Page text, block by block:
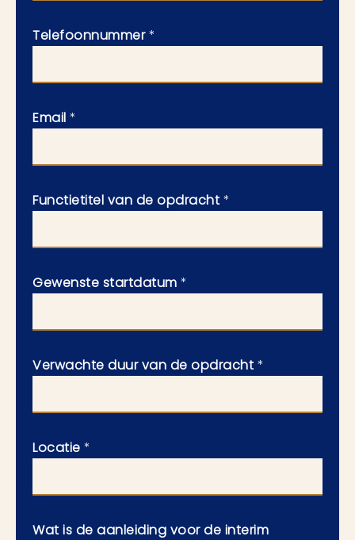
Telefoonnummer*
Email *
Functietitel van de opdracht *
Gewenste startdatum *
Verwachte duur van de opdracht *
Locatie *
Wat is de aanleiding voor de interim